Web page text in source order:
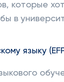
которые
в
языку